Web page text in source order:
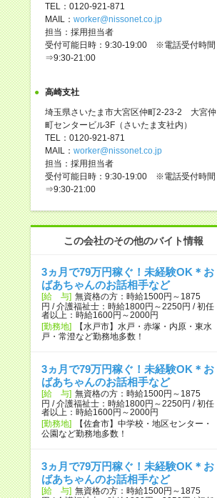
TEL：0120-921-871
MAIL： worker@nissonet.co.jp
担当：採用担当者
受付可能日時：9:30-19:00 ※電話受付時間
⇒9:30-21:00
高崎支社
埼玉県さいたま市大宮区仲町2-23-2 大宮仲
町センタービル3F（さいたま支社内）
TEL：0120-921-871
MAIL： worker@nissonet.co.jp
担当：採用担当者
受付可能日時：9:30-19:00 ※電話受付時間
⇒9:30-21:00
この会社のその他のバイト情報
3ヵ月で79万円稼ぐ！未経験OK＊お
ばあちゃんのお話相手など
[給 与] 無資格の方：時給1500円～1875
円 / 介護福祉士：時給1800円～2250円 / 初任
者以上：時給1600円～2000円
[勤務地]
【水戸市】水戸・赤塚・内原・東水
戸・常澄など勤務地多数！
3ヵ月で79万円稼ぐ！未経験OK＊お
ばあちゃんのお話相手など
[給 与] 無資格の方：時給1500円～1875
円 / 介護福祉士：時給1800円～2250円 / 初任
者以上：時給1600円～2000円
[勤務地]
【佐倉市】中学校・地区センター・
公園など勤務地多数！
3ヵ月で79万円稼ぐ！未経験OK＊お
ばあちゃんのお話相手など
[給 与] 無資格の方：時給1500円～1875